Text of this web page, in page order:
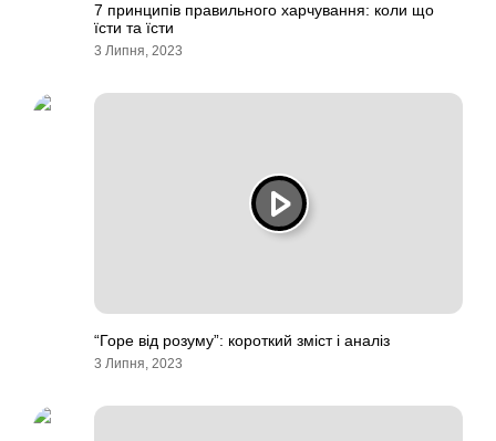
7 принципів правильного харчування: коли що
їсти та їсти
3 Липня, 2023
“Горе від розуму”: короткий зміст і аналіз
3 Липня, 2023